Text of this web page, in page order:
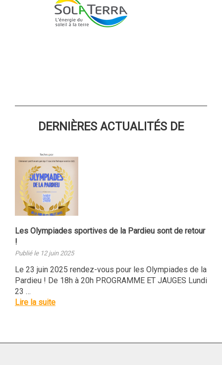
DERNIÈRES ACTUALITÉS DE
Les Olympiades sportives de la Pardieu sont de retour
!
Publié le 12 juin 2025
Le 23 juin 2025 rendez-vous pour les Olympiades de la
Pardieu ! De 18h à 20h PROGRAMME ET JAUGES Lundi
23 …
Lire la suite